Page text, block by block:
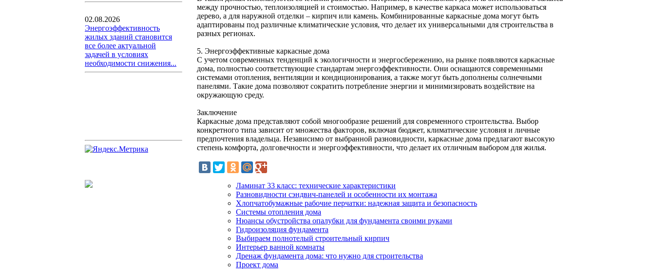
02.08.2026
Энергоэффективность
жилых зданий становится
все более актуальной
задачей в условиях
необходимости снижения...
между прочностью, теплоизоляцией и стоимостью. Например, в качестве каркаса может использоваться
дерево, а для наружной отделки – кирпич или камень. Комбинированные каркасные дома могут быть
адаптированы под различные климатические условия, что делает их универсальными для строительства в
разных регионах.
5. Энергоэффективные каркасные дома
С учетом современных тенденций к экологичности и энергосбережению, на рынке появляются каркасные
дома, полностью соответствующие стандартам энергоэффективности. Они оснащаются современными
системами отопления, вентиляции и кондиционирования, а также могут быть дополнены солнечными
панелями. Такие дома позволяют сократить потребление энергии и минимизировать воздействие на
окружающую среду.
Заключение
Каркасные дома представляют собой многообразие решений для современного строительства. Выбор
конкретного типа зависит от множества факторов, включая бюджет, климатические условия и личные
предпочтения владельца. Независимо от выбранной разновидности, каркасные дома предлагают высокую
степень комфорта, долговечности и энергоэффективности, что делает их отличным выбором для жилья.
Ламинат 33 класс: технические характеристики
Разновидности сэндвич-панелей и особенности их монтажа
Хлопчатобумажные рабочие перчатки: надежная защита и безопасность
Системы отопления дома
Нюансы обустройства опалубки для фундамента своими руками
Гидроизоляция фундамента
Выбираем полнотелый строительный кирпич
Интерьер ванной комнаты
Дренаж фундамента дома: что нужно для строительства
Проект дома